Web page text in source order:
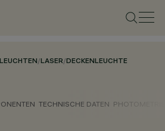
/LASER/DECKENLEUCHTE
TECHNISCHE DATEN